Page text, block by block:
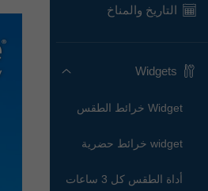
التاريخ والمناخ
Widgets
Widget خرائط الطقس
widget خرائط حضرية
أداة الطقس كل 3 ساعات